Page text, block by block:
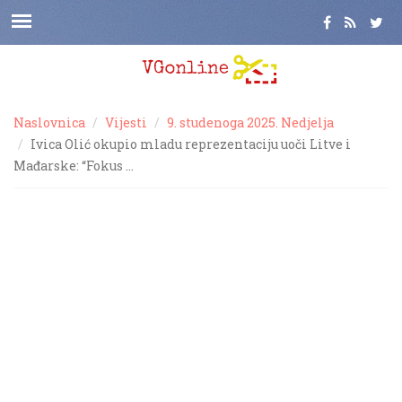
Naslovnica Vijesti
9. studenoga 2025. Nedjelja
Ivica Olić okupio mladu reprezentaciju uoči Litve i
Mađarske: “Fokus …